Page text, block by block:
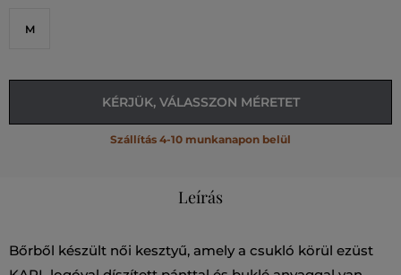
M
KÉRJÜK, VÁLASSZON MÉRETET
Szállítás 4-10 munkanapon belül
Leírás
Bőrből készült női kesztyű, amely a csukló körül ezüst